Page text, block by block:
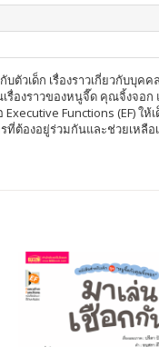
ตัวเด็ก เรื่องราวเกี่ยวกับบุคค
รื่องราวของหนูจี๊ด คุณจิ้งจอก
Functions (EF) ให้เ
ที่ต้องอยู่ร่วมกันและช่วยเหลือ